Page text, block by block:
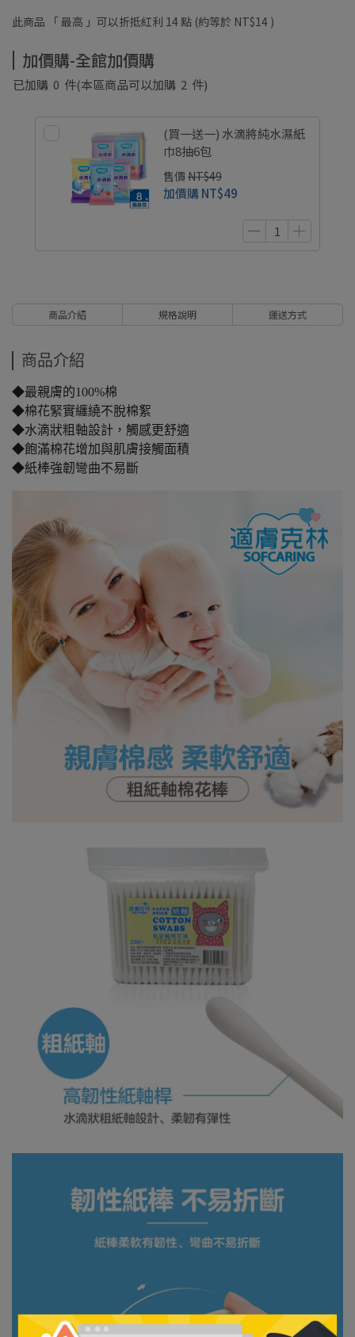
此商品 「 最高 」可以折抵紅利 14點 (約等於 NT$14 )
加價購-全館加價購
已加購 0 件(本區商品可以加購 2 件)
(買一送一) 水滴將純水濕紙
巾8抽6包
售價 NT$49
加價購NT$49
商品介紹 規格說明 運送方式
商品介紹
◆最親膚的100%棉
◆棉花緊實纏繞不脫棉絮
◆水滴狀粗軸設計，觸感更舒適
◆飽滿棉花增加與肌膚接觸面積
◆紙棒強韌彎曲不易斷